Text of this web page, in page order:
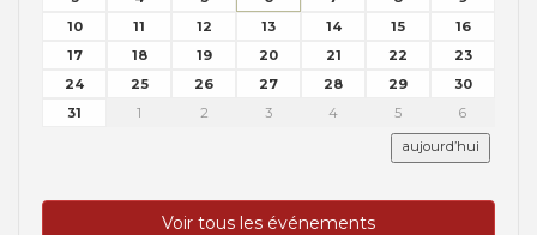
10
11 12 13 14 15
16
17
18 19 20 21 22
23
24
25 26 27 28 29
30
31
1 2 3 4 5 6
aujourd’hui
Voir tous les événements